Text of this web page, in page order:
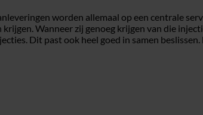
worden allemaal op een centrale
Wanneer zij genoeg krijgen van die
Dit past ook heel goed in samen